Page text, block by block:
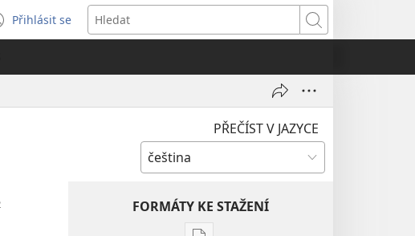
Přihlásit se
(otevřeno
nové
Hledat
PŘEČÍST V JAZYCE
FORMÁTY KE STAŽENÍ